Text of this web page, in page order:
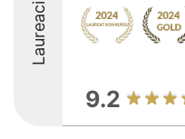
Laureaci
9.2